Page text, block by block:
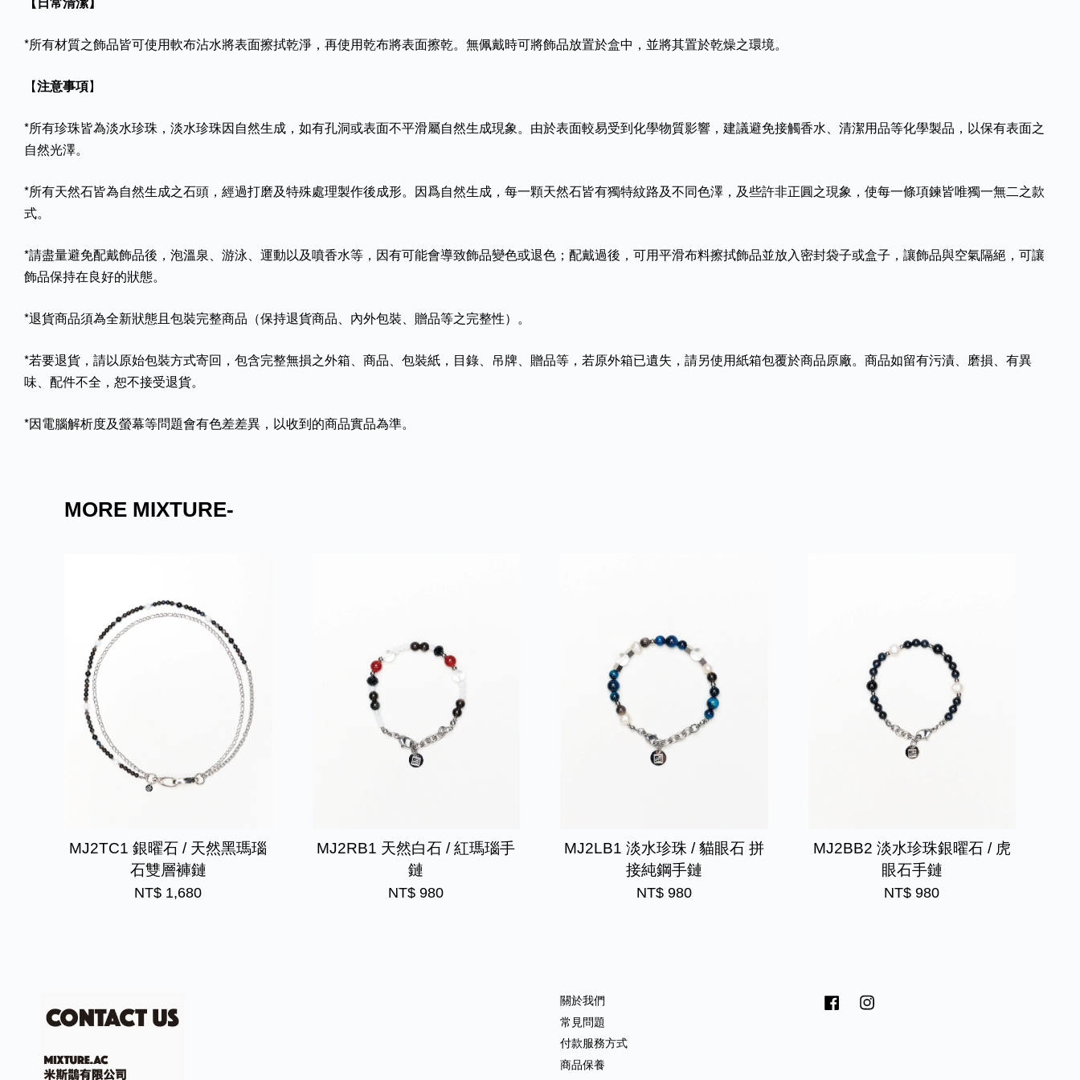
*所有材質之飾品皆可使用軟布沾水將表面擦拭乾淨，再使用乾布將表面擦乾。無佩戴時可將飾品放置於盒中，並將其置於乾燥之環境。
【注意事項】
*所有珍珠皆為淡水珍珠，淡水珍珠因自然生成，如有孔洞或表面不平滑屬自然生成現象。由於表面較易受到化學物質影響，建議避免接觸香水、清潔用品等化學製品，以保有表面之
自然光澤。
*所有天然石皆為自然生成之石頭，經過打磨及特殊處理製作後成形。因爲自然生成，每一顆天然石皆有獨特紋路及不同色澤，及些許非正圓之現象，使每一條項鍊皆唯獨一無二之款
式。
*請盡量避免配戴飾品後，泡溫泉、游泳、運動以及噴香水等，因有可能會導致飾品變色或退色；配戴過後，可用平滑布料擦拭飾品並放入密封袋子或盒子，讓飾品與空氣隔絕，可讓
飾品保持在良好的狀態。
*退貨商品須為全新狀態且包裝完整商品（保持退貨商品、內外包裝、贈品等之完整性）。
*若要退貨，請以原始包裝方式寄回，包含完整無損之外箱、商品、包裝紙，目錄、吊牌、贈品等，若原外箱已遺失，請另使用紙箱包覆於商品原廠。商品如留有污漬、磨損、有異
味、配件不全，恕不接受退貨。
*因電腦解析度及螢幕等問題會有色差差異，以收到的商品實品為準。
MORE MIXTURE-
MJ2TC1 銀曜石 / 天然黑瑪瑙
石雙層褲鏈
NT$ 1,680
MJ2RB1 天然白石 / 紅瑪瑙手
鏈
NT$ 980
MJ2LB1 淡水珍珠 / 貓眼石 拼
接純鋼手鏈
NT$ 980
MJ2BB2 淡水珍珠銀曜石 / 虎
眼石手鏈
NT$ 980
關於我們
常見問題
付款服務方式
商品保養
Facebook